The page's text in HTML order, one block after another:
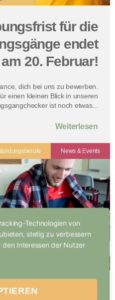
für die
endet
am 20. Februar!
dich bei uns zu bewerben.
einen kleinen Blick in unseren
ist noch etwas...
Weiterlesen
News & Events
Nutzt
Technologien von
stetig zu verbessern
Interessen der Nutzer